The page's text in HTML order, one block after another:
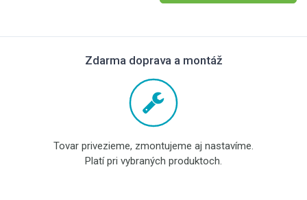
Zdarma doprava a montáž
Tovar privezieme, zmontujeme aj nastavíme.
Platí pri vybraných produktoch.